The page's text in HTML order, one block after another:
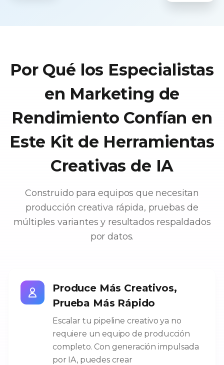
Por Qué los Especialistas
en Marketing de
Rendimiento Confían en
Este Kit de Herramientas
Creativas de IA
Construido para equipos que necesitan
producción creativa rápida, pruebas de
múltiples variantes y resultados respaldados
por datos.
Produce Más Creativos,
Prueba Más Rápido
Escalar tu pipeline creativo ya no
requiere un equipo de producción
completo. Con generación impulsada
por IA, puedes crear